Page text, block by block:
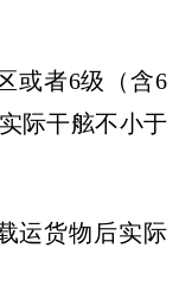
或者6级（含6
际干舷不小于
运货物后实际